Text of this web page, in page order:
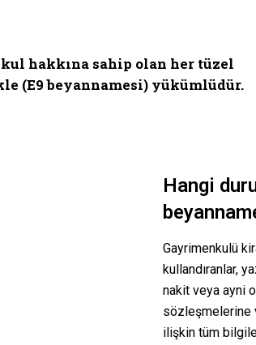
hakkına sahip olan her tüzel
(E9 beyannamesi) yükümlüdür.
Hangi
Gayrimenkulü
kullandıranlar,
nakit veya ayni
sözleşmelerine
ilişkin tüm